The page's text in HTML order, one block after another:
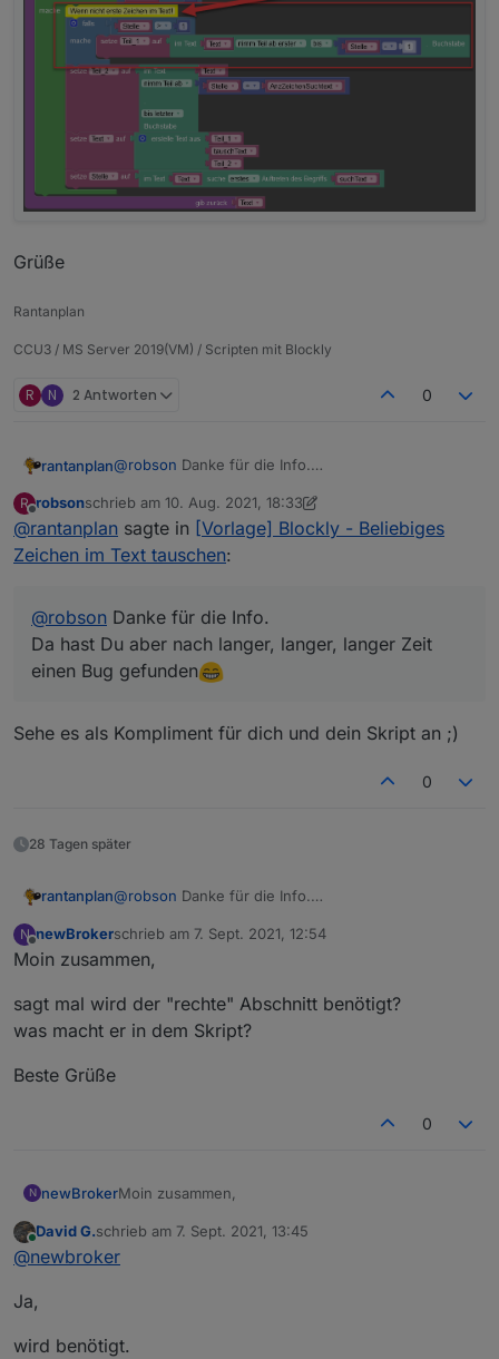
Hier der Export:
Spoiler
Bei Fragen, fragen.
Grüße
Grüße
Rantanplan
CCU3 / MS Server 2019(VM) / Scripten mit Blockly
R N 2 Antworten 0
rantanplan@robson Danke für die Info.
einen Bug gefunden
Habe das Blockly geändert und im ersten Post neu
hinterlegt.
Hier die Änderung.
Grüße
R
Offline
robsonschrieb am 10. Aug. 2021, 18:33
zuletzt editiert von robson 8. Nov. 2021, 08:02
@rantanplan sagte in [Vorlage] Blockly - Beliebiges
Zeichen im Text tauschen:
@robson Danke für die Info.
Da hast Du aber nach langer, langer, langer Zeit
einen Bug gefunden
Sehe es als Kompliment für dich und dein Skript an ;)
0
28 Tagen später
rantanplan@robson Danke für die Info.
einen Bug gefunden
Habe das Blockly geändert und im ersten Post neu
hinterlegt.
N
Offline
newBrokerschrieb am 7. Sept. 2021, 12:54
zuletzt editiert von
Moin zusammen,
sagt mal wird der "rechte" Abschnitt benötigt?
was macht er in dem Skript?
Beste Grüße
0
N newBrokerMoin zusammen,
sagt mal wird der "rechte" Abschnitt benötigt?
was macht er in dem Skript?
Online
David G.schrieb am 7. Sept. 2021, 13:45
zuletzt editiert von
@newbroker
Ja,
wird benötigt.